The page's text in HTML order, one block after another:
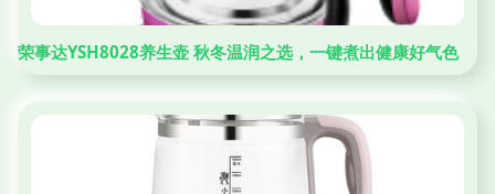
荣事达YSH8028养生壶 秋冬温润之选，一键煮出健康好气色